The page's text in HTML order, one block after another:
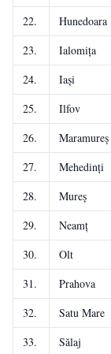
22.
Hunedoara
23.
Ialomița
24.
Iași
25.
Ilfov
26.
Maramureș
27.
Mehedinți
28.
Mureș
29.
Neamț
30.
Olt
31.
Prahova
32.
Satu Mare
33.
Sălaj